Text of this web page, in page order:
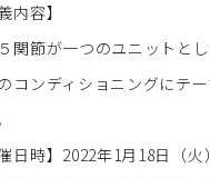
内容】
関節が一つのユニットと
コンディショニングにテ
催日時】2022年1月18日（